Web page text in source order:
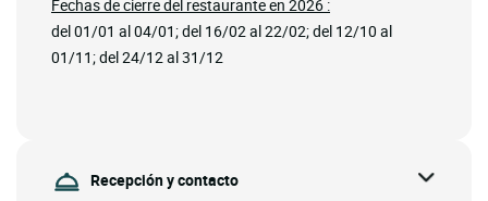
Fechas de cierre del restaurante en 2026 :
del 01/01 al 04/01; del 16/02 al 22/02; del 12/10 al
01/11; del 24/12 al 31/12
Recepción y contacto